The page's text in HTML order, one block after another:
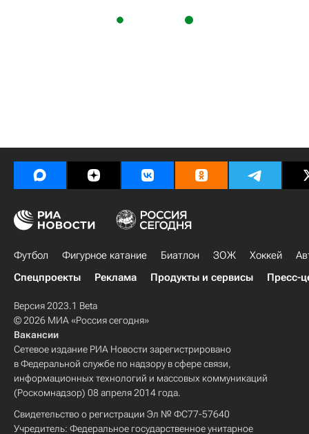
Футбол Фигурное катание Биатлон ЗОЖ Хоккей
Спецпроекты
Реклама Продукты и сервисы Пресс-
Версия 2023.1 Beta
© 2026 МИА «Россия сегодня»
Вакансии
Сетевое издание РИА Новости зарегистрировано
в Федеральной службе по надзору в сфере связи,
информационных технологий и массовых коммуникаций
(Роскомнадзор) 08 апреля 2014 года.
Свидетельство о регистрации Эл № ФС77-57640
Учредитель: Федеральное государственное унитарное